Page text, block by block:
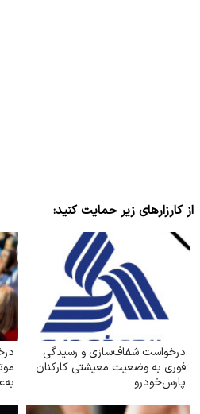
از کارزارهای زیر حمایت کنید:
درخواست شفاف‌سازی و رسیدگی
فوری به وضعیت معیشتی کارکنان
پارس‌خودرو